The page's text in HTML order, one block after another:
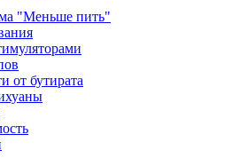
"Меньше пить"
от бутирата